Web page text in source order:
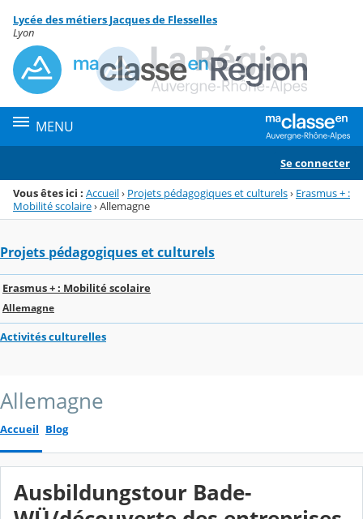
Menu de la rubrique
Contenu
Lycée des métiers Jacques de Flesselles
Lyon
MENU
Se connecter
Vous êtes ici : Accueil› Projets pédagogiques et culturels› Erasmus + :
Mobilité scolaire›Allemagne
Projets pédagogiques et culturels
Erasmus + : Mobilité scolaire
Allemagne
Activités culturelles
Allemagne
Accueil Blog
Ausbildungstour Bade-